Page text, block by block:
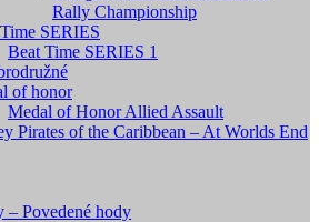
Rally Championship
SERIES
Beat Time SERIES 1
of honor
Medal of Honor Allied Assault
Pirates of the Caribbean – At Worlds End
– Povedené hody